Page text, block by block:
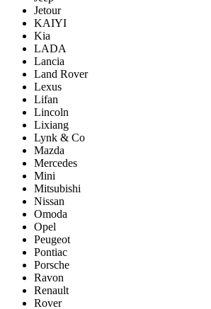
Jetour
KAIYI
Kia
LADA
Lancia
Land Rover
Lexus
Lifan
Lincoln
Lixiang
Lynk & Co
Mazda
Mercedes
Mini
Mitsubishi
Nissan
Omoda
Opel
Peugeot
Pontiac
Porsсhe
Ravon
Renault
Rover